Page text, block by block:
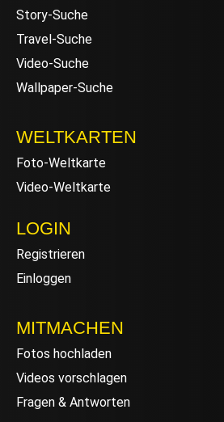
Story-Suche
Travel-Suche
Video-Suche
Wallpaper-Suche
WELTKARTEN
Foto-Weltkarte
Video-Weltkarte
LOGIN
Registrieren
Einloggen
MITMACHEN
Fotos hochladen
Videos vorschlagen
Fragen & Antworten